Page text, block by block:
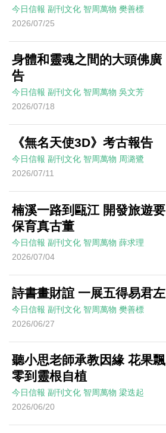
今日信報 副刊文化 智周萬物 樊善標
2026/07/25
身體和靈魂之間的大頭佛廣
告
今日信報 副刊文化 智周萬物 吳文芳
2026/07/18
《無名天使3D》考古報告
今日信報 副刊文化 智周萬物 周潞鷺
2026/07/11
楠溪一路到甌江 開發旅遊要
保育真古董
今日信報 副刊文化 智周萬物 薛求理
2026/07/04
詩書畫財誼 一展五得易君左
今日信報 副刊文化 智周萬物 樊善標
2026/06/27
聽小思老師承教因緣 花果飄
零到靈根自植
今日信報 副刊文化 智周萬物 梁迭起
2026/06/20